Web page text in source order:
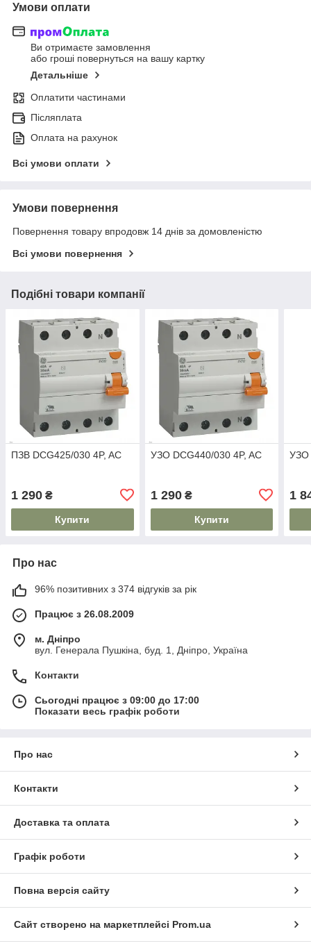
Умови оплати
Ви отримаєте замовлення
або гроші повернуться на вашу картку
Детальніше
Оплатити частинами
Післяплата
Оплата на рахунок
Всі умови оплати
Умови повернення
Повернення товару впродовж 14 днів за домовленістю
Всі умови повернення
Подібні товари компанії
ПЗВ DCG425/030 4P, AC
1 290 ₴
Купити
УЗО DCG440/030 4P, AC
1 290₴
Купити
УЗО
1
Про нас
96% позитивних з 374 відгуків за рік
Працює з 26.08.2009
м. Дніпро
вул. Генерала Пушкіна, буд. 1, Дніпро, Україна
Контакти
Сьогодні працює з 09:00 до 17:00
Показати весь графік роботи
Про нас
Контакти
Доставка та оплата
Графік роботи
Повна версія сайту
Сайт створено на маркетплейсі Prom.ua